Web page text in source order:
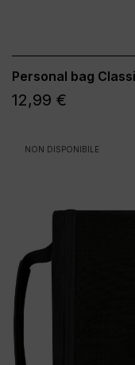
Personal bag
12,99 €
NON DISPONIBILE